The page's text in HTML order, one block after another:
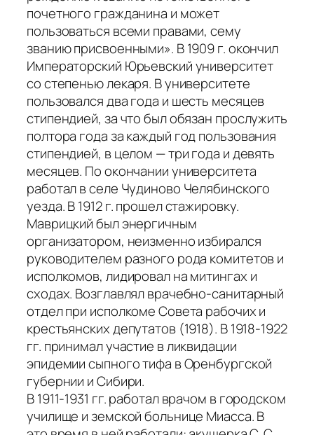
почетного гражданина и может
пользоваться всеми правами, сему
званию присвоенными». В 1909 г. окончил
Императорский Юрьевский университет
со степенью лекаря. В университете
пользовался два года и шесть месяцев
стипендией, за что был обязан прослужить
полтора года за каждый год пользования
стипендией, в целом — три года и девять
месяцев. По окончании университета
работал в селе Чудиново Челябинского
уезда. В 1912 г. прошел стажировку.
Маврицкий был энергичным
организатором, неизменно избирался
руководителем разного рода комитетов и
исполкомов, лидировал на митингах и
сходах. Возглавлял врачебно-санитарный
отдел при исполкоме Совета рабочих и
крестьянских депутатов (1918). В 1918-1922
гг. принимал участие в ликвидации
эпидемии сыпного тифа в Оренбургской
губернии и Сибири.
В 1911-1931 гг. работал врачом в городском
училище и земской больнице Миасса. В